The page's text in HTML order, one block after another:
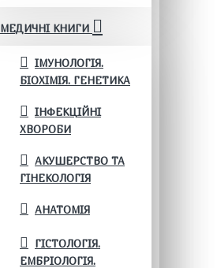
МЕДИЧНІ КНИГИ
ІМУНОЛОГІЯ.
БІОХІМІЯ. ГЕНЕТИКА
ІНФЕКЦІЙНІ
ХВОРОБИ
АКУШЕРСТВО ТА
ГІНЕКОЛОГІЯ
АНАТОМІЯ
ГІСТОЛОГІЯ.
ЕМБРІОЛОГІЯ.